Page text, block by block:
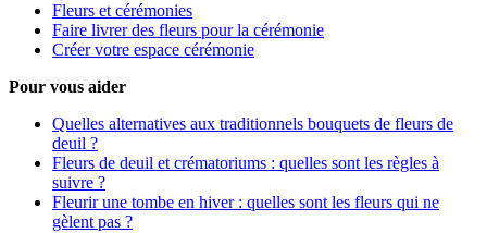
Fleurs et cérémonies
Faire livrer des fleurs pour la cérémonie
Créer votre espace cérémonie
Pour vous aider
Quelles alternatives aux traditionnels bouquets de fleurs de
deuil ?
Fleurs de deuil et crématoriums : quelles sont les règles à
suivre ?
Fleurir une tombe en hiver : quelles sont les fleurs qui ne
gèlent pas ?